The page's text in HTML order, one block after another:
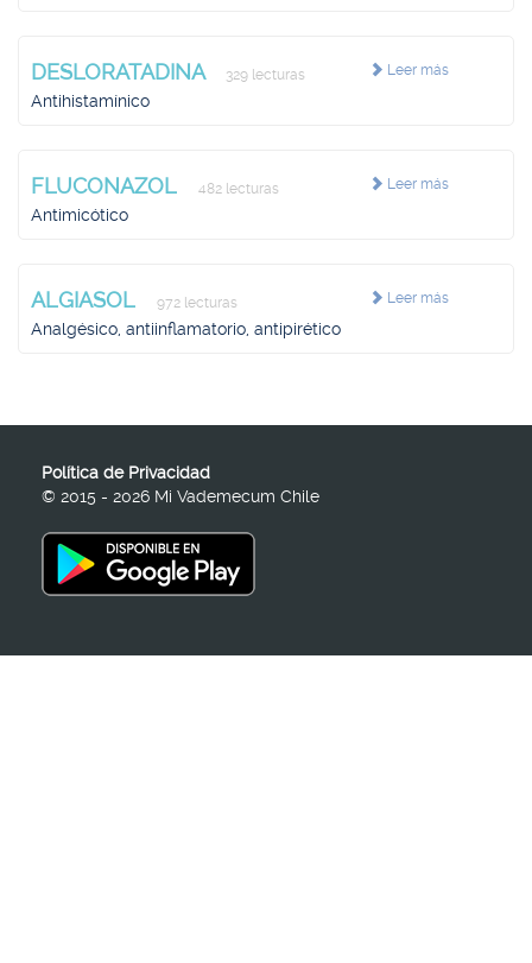
Leer más
DESLORATADINA 329 lecturas
Antihistamínico
Leer más
FLUCONAZOL 482 lecturas
Antimicótico
Leer más
ALGIASOL 972 lecturas
Analgésico, antiinflamatorio, antipirético
Política de Privacidad
© 2015 - 2026 Mi Vademecum Chile